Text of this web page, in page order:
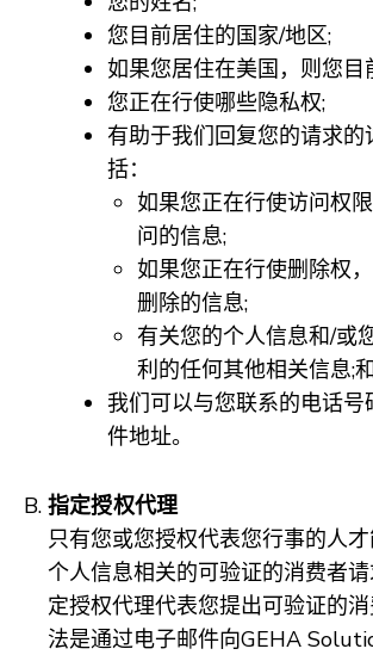
您目前居住的国家/地区;
如果您居住在美国，则您目
您正在行使哪些隐私权;
有助于我们回复您的请求的
括：
如果您正在行使访问权
问的信息;
如果您正在行使删除权
删除的信息;
有关您的个人信息和/或
利的任何其他相关信息;
我们可以与您联系的电话号
件地址。
指定授权代理
只有您或您授权代表您行事的人
个人信息相关的可验证的消费者
定授权代理代表您提出可验证的
法是通过电子邮件向GEHA